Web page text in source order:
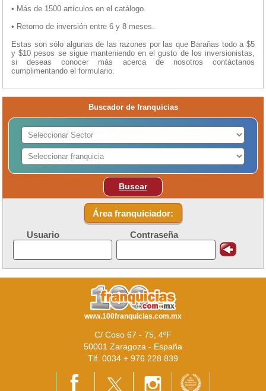
• Más de 1500 artículos en el catálogo.
• Retorno de inversión entre 6 y 8 meses.
Estas son sólo algunas de las razones por las que Barañas todo a $5
y $10 pesos se sigue manteniendo en el gusto de los inversionistas,
si deseas conocer más acerca de nosotros contáctanos
cumplimentando el formulario.
Buscador de franquicias
Buscar
Área franquiciador:
Usuario Contraseña
www.100franquicias.com.mx
C/ Coso 67 - 75, 4ºF
50001 Zaragoza - España
Tlf. 0034 + 976 228 839